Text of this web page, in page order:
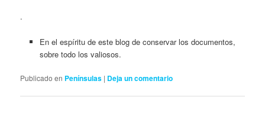
.
En el espíritu de este blog de conservar los documentos,
sobre todo los valiosos.
Publicado en Penínsulas | Deja un comentario